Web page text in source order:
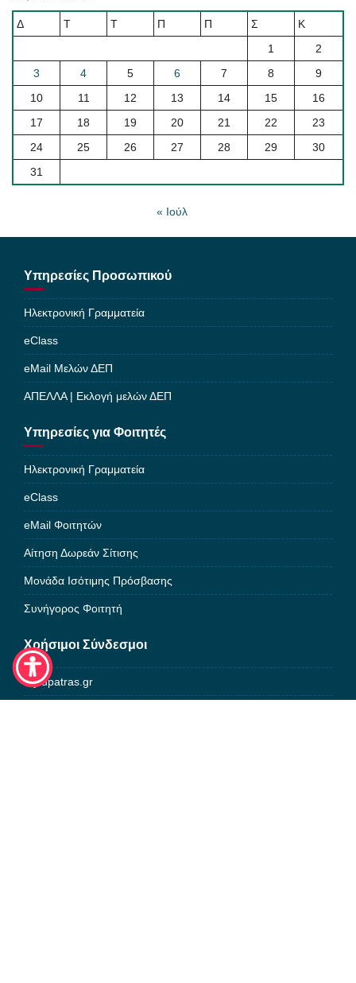
Δ Τ Τ Π Π Σ
Κ
1
2
3
4 5 6 7 8
9
10
11 12 13 14 15
16
17
18 19 20 21 22
23
24
25 26 27 28 29
30
31
« Ιούλ
Υπηρεσίες Προσωπικού
Ηλεκτρονική Γραμματεία
eClass
eMail Μελών ΔΕΠ
ΑΠΕΛΛΑ | Εκλογή μελών ΔΕΠ
Υπηρεσίες για Φοιτητές
Ηλεκτρονική Γραμματεία
eClass
eMail Φοιτητών
Αίτηση Δωρεάν Σίτισης
Μονάδα Ισότιμης Πρόσβασης
Συνήγορος Φοιτητή
Χρήσιμοι Σύνδεσμοι
my.upatras.gr